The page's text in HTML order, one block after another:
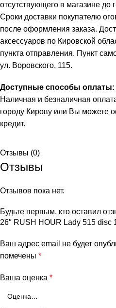
отсутствующего в магазине до
Сроки доставки покупателю
после оформления заказа.
аксессуаров по Кировской
пункта отправления. Пункт
ул. Воровского, 115.
Доступные способы оплаты:
Наличная и безналичная
городу Кирову или Вы можете
кредит.
Отзывы (0)
Отзывы
Отзывов пока нет.
Будьте первым, кто оставил
26″ RUSH HOUR Lady 515 disc
Ваш адрес email не будет
помечены *
Ваша оценка *